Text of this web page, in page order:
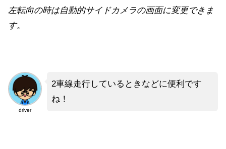
左転向の時は自動的サイドカメラの画面に変更できま
す。
driver
2車線走行しているときなどに便利です
ね！